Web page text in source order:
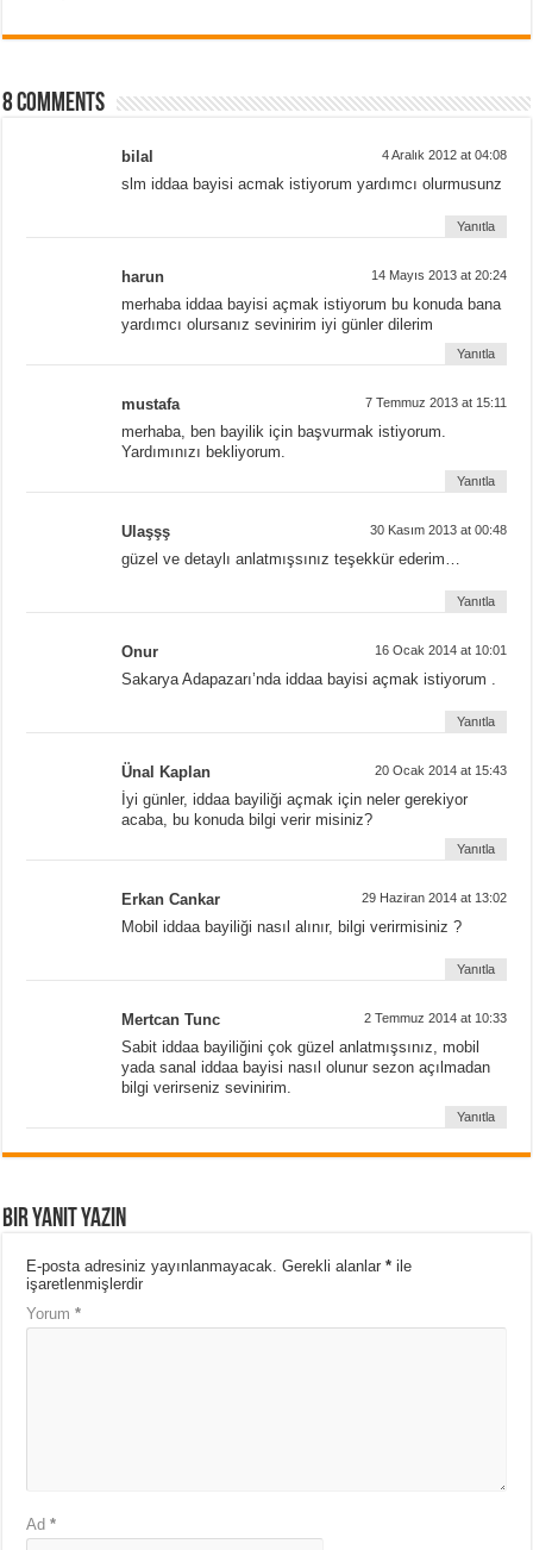
8 comments
bilal 4 Aralık 2012 at 04:08
slm iddaa bayisi acmak istiyorum yardımcı olurmusunz
Yanıtla
harun 14 Mayıs 2013 at 20:24
merhaba iddaa bayisi açmak istiyorum bu konuda bana
yardımcı olursanız sevinirim iyi günler dilerim
Yanıtla
mustafa 7 Temmuz 2013 at 15:11
merhaba, ben bayilik için başvurmak istiyorum.
Yardımınızı bekliyorum.
Yanıtla
Ulaşşş 30 Kasım 2013 at 00:48
güzel ve detaylı anlatmışsınız teşekkür ederim…
Yanıtla
Onur 16 Ocak 2014 at 10:01
Sakarya Adapazarı’nda iddaa bayisi açmak istiyorum .
Yanıtla
Ünal Kaplan 20 Ocak 2014 at 15:43
İyi günler, iddaa bayiliği açmak için neler gerekiyor
acaba, bu konuda bilgi verir misiniz?
Yanıtla
Erkan Cankar 29 Haziran 2014 at 13:02
Mobil iddaa bayiliği nasıl alınır, bilgi verirmisiniz ?
Yanıtla
Mertcan Tunc 2 Temmuz 2014 at 10:33
Sabit iddaa bayiliğini çok güzel anlatmışsınız, mobil
yada sanal iddaa bayisi nasıl olunur sezon açılmadan
bilgi verirseniz sevinirim.
Yanıtla
Bir yanıt yazın
E-posta adresiniz yayınlanmayacak. Gerekli alanlar* ile
işaretlenmişlerdir
Yorum*
Ad*